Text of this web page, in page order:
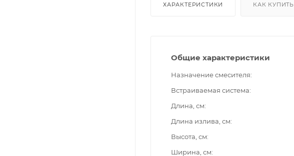
ХАРАКТЕРИСТИКИ КАК КУПИТЬ
Общие характеристики
Назначение смесителя
Встраиваемая система
Длина, см
Длина излива, см
Высота, см
Ширина, см